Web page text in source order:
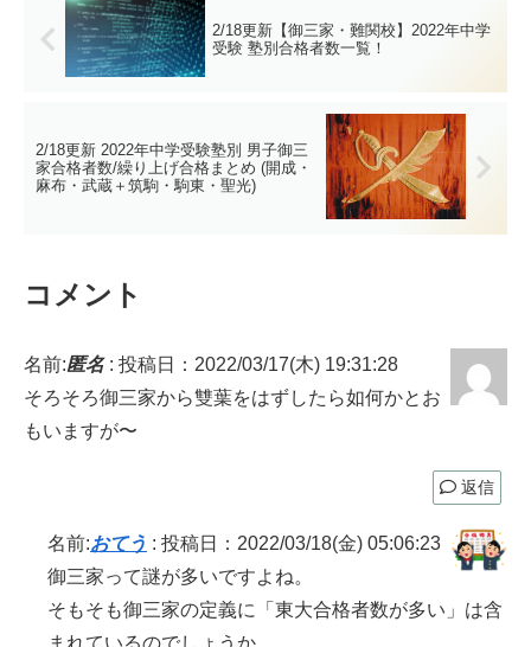
2/18更新【御三家・難関校】2022年中学
受験 塾別合格者数一覧！
2/18更新 2022年中学受験塾別 男子御三
家合格者数/繰り上げ合格まとめ (開成・
麻布・武蔵＋筑駒・駒東・聖光)
コメント
名前:匿名: 投稿日：2022/03/17(木) 19:31:28
そろそろ御三家から雙葉をはずしたら如何かとお
もいますが〜
返信
名前:おてう : 投稿日：2022/03/18(金) 05:06:23
御三家って謎が多いですよね。
そもそも御三家の定義に「東大合格者数が多い」は含
まれているのでしょうか。